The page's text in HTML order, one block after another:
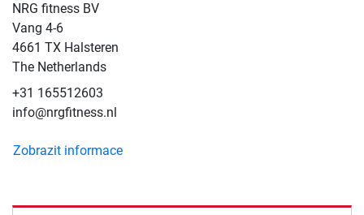
NRG fitness BV
Vang 4-6
4661 TX Halsteren
The Netherlands
+31 165512603
info@nrgfitness.nl
Zobrazit informace